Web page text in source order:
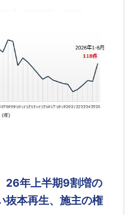
26年上半期9割増の
本再生、施主の権